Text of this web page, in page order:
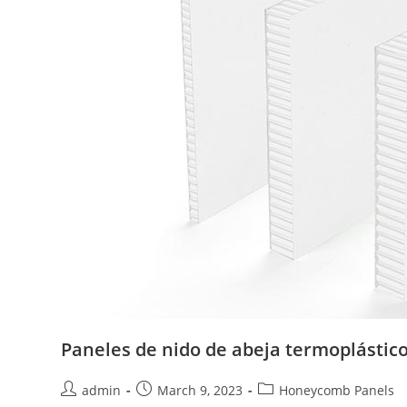
Paneles de nido de abeja
Postadmin
PostMarch 9, 2023
PostHoneycomb Panels